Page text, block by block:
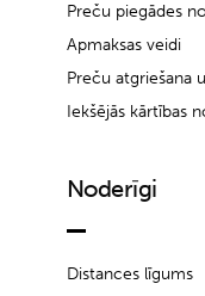
Preču piegādes
Apmaksas veidi
Preču atgriešana
Iekšējās kārtības
Noderīgi
Distances līgums